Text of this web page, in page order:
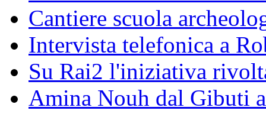
Cantiere scuola
Intervista telefonica a
Su Rai2 l'iniziativa
Amina Nouh dal Gibuti